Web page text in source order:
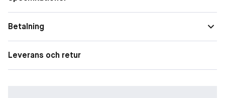
Betalning
Leverans och retur